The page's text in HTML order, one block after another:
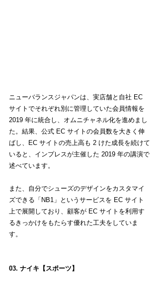
ニューバランスジャパンは、実店舗と自社 EC
サイトでそれぞれ別に管理していた会員情報を
2019 年に統合し、オムニチャネル化を進めまし
た。結果、公式 EC サイトの会員数を大きく伸
ばし、EC サイトの売上高も 2 けた成長を続けて
いると、インプレスが主催した 2019 年の講演で
述べています。
また、自分でシューズのデザインをカスタマイ
ズできる「NB1」というサービスを EC サイト
上で展開しており、顧客が EC サイトを利用す
るきっかけをもたらす優れた工夫をしていま
す。
03. ナイキ【スポーツ】